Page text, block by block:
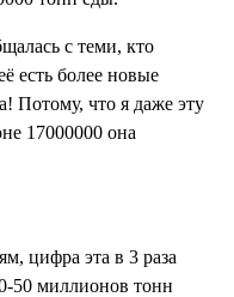
с теми, кто
есть более новые
Потому, что я даже эту
17000000 она
цифра эта в 3 раза
50 миллионов тонн